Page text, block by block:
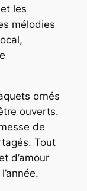
les
mélodies
ornés
ouverts.
de
Tout
d’amour